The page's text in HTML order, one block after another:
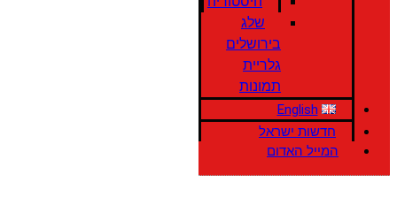
שלג
בירושלים
גלריית
תמונות
English
חדשות ישראל
המייל האדום